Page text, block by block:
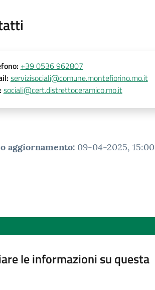
: +39 0536 962807
: servizisociali@comune.montefiorino.mo.it
sociali@cert.distrettoceramico.mo.it
aggiornamento: 09-04-2025, 15:00
le informazioni su questa